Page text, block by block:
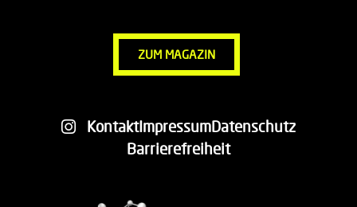
ZUM MAGAZIN
KontaktImpressumDatenschutz
Barrierefreiheit